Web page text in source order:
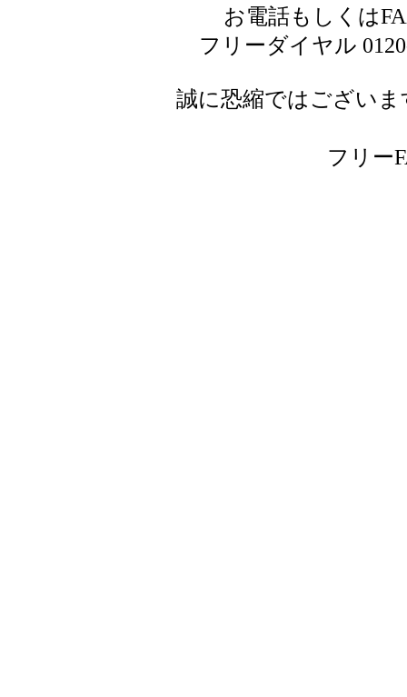
お電話もしくは
フリーダイヤル
誠に恐縮ではござい
フリー